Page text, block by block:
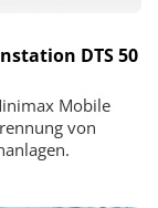
DTS 50
Mobile
von